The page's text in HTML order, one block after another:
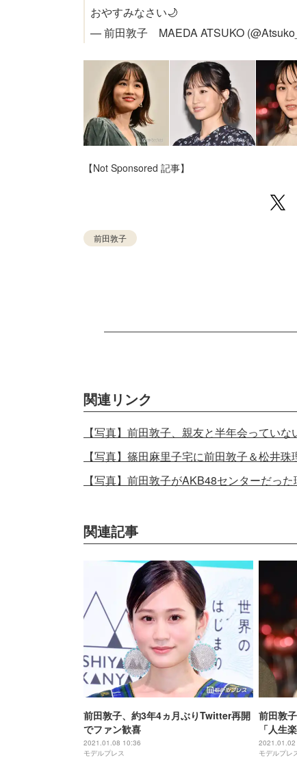
おやすみなさい🌙
— 前田敦子 MAEDA ATSUKO
【Not Sponsored 記事】
前田敦子
関連リンク
【写真】前田敦子、親友と半年会ってい
【写真】篠田麻里子宅に前田敦子＆松井
【写真】前田敦子がAKB48センターだっ
関連記事
前田敦子、約3年4ヵ月ぶりTwitter再開
でファン歓喜
2021.01.08 10:36
モデルプレス
前田敦
「人生
2021.01.02
モデルプレ